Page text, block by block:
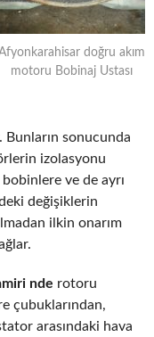
doğru akım
motoru Bobinaj Ustası
Bunların sonucunda
izolasyonu
ve de ayrı
değişiklerin
ilkin onarım
nde rotoru
çubuklarından,
arasındaki hava